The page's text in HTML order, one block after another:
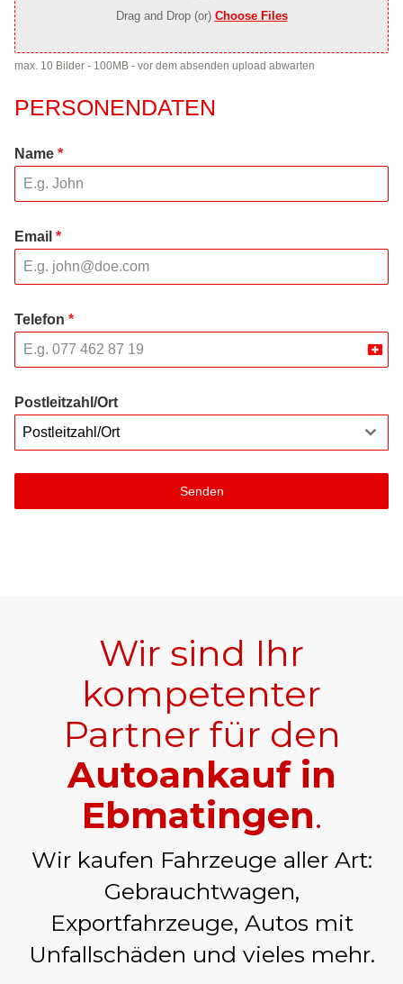
Drag and Drop (or) Choose Files
max. 10 Bilder - 100MB - vor dem absenden upload abwarten
PERSONENDATEN
Name *
Email *
Telefon *
Postleitzahl/Ort
Postleitzahl/Ort
Senden
Wir sind Ihr
kompetenter
Partner für den
Autoankauf in
Ebmatingen.
Wir kaufen Fahrzeuge aller Art:
Gebrauchtwagen,
Exportfahrzeuge, Autos mit
Unfallschäden und vieles mehr.